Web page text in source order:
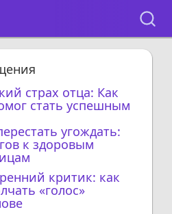
страх отца: Как
стать успешным
угождать:
к здоровым
критик: как
«голос»